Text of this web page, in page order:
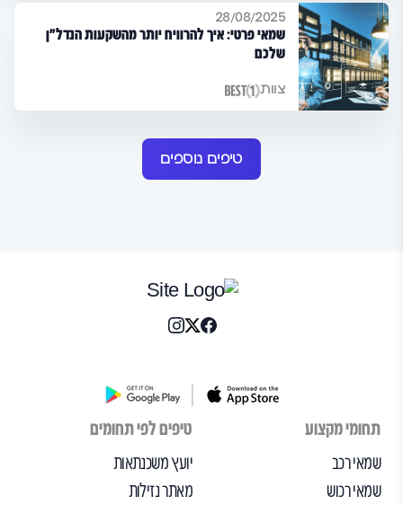
28/08/2025
שמאי פרטי: איך להרוויח יותר מהשקעות הנדל"ן
שלכם
צוות
טיפים נוספים
תחומי מקצוע
שמאי רכב
שמאי רכוש
טיפים לפי תחומים
יועץ משכנתאות
מאתר נזילות